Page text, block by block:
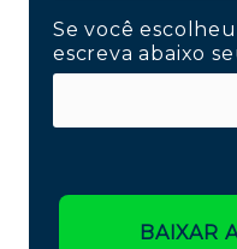
Se você
escreva abaixo
BAIXAR